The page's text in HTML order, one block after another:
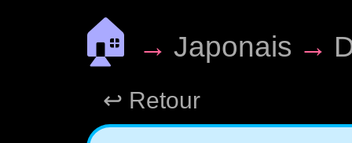
🏠 → Japonais →
↩ Retour